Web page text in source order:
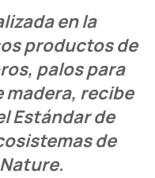
en la
productos de
palos para
madera, recibe
Estándar de
de